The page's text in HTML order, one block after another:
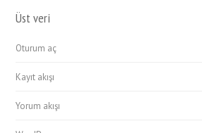
Üst veri
Oturum aç
Kayıt akışı
Yorum akışı